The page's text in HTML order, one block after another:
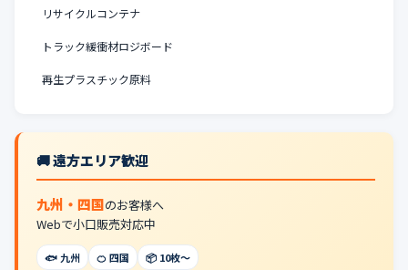
リサイクルコンテナ
トラック緩衝材ロジボード
再生プラスチック原料
🚚 遠方エリア歓迎
九州・四国のお客様へ
Webで小口販売対応中
🐟 九州 🍊 四国 📦 10枚〜